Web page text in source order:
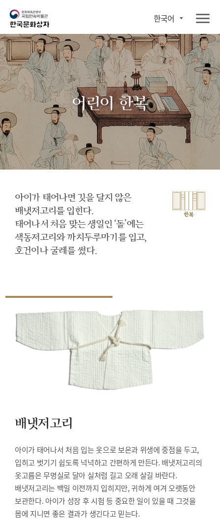
한국어
어린이 한복
아이가 태어나면 깃을 달지 않은
배냇저고리를 입힌다.
태어나서 처음 맞는 생일인 ‘돌’에는
색동저고리와 까치두루마기를 입고,
호건이나 굴레를 썼다.
한복
배냇저고리
아이가 태어나서 처음 입는 옷으로 보온과 위생에 중점을 두고,
입히고 벗기기 쉽도록 넉넉하고 간편하게 만든다. 배냇저고리의
옷고름은 무명실로 달아 실처럼 길고 오래 살길 바란다.
배냇저고리는 백일 이전까지 입히지만, 귀하게 여겨 오랫동안
보관한다. 아이가 성장 후 시험 등 중요한 일이 있을 때 그것을
몸에 지니면 좋은 결과가 생긴다고 믿는다.